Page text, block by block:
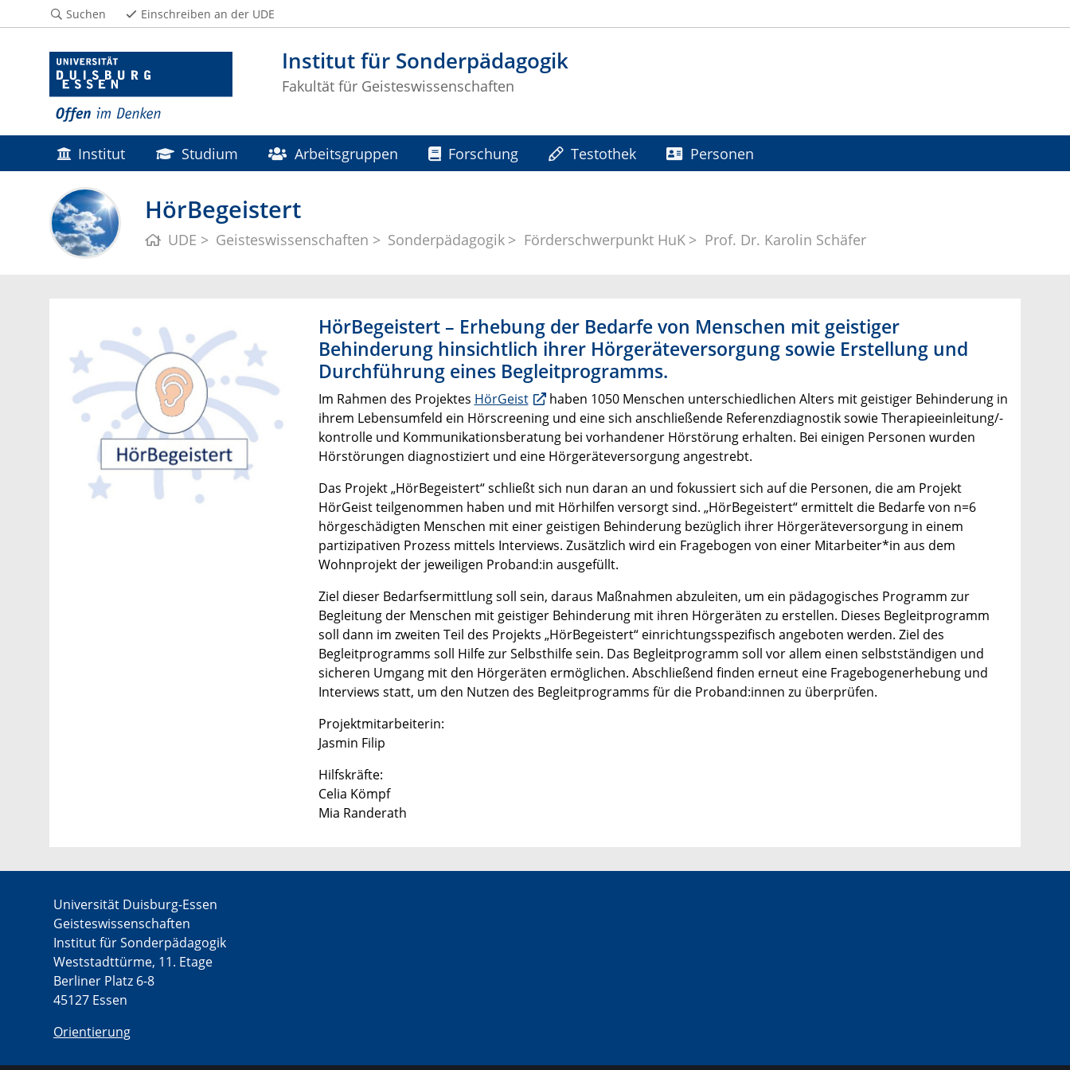
Institut für Sonderpädagogik
Fakultät für Geisteswissenschaften
Suchen Einschreiben an der UDE
Institut Studium Arbeitsgruppen Forschung Testothek Personen
HörBegeistert
UDE Geisteswissenschaften Sonderpädagogik Förderschwerpunkt HuK Prof. Dr. Karolin Schäfer
HörBegeistert – Erhebung der Bedarfe von Menschen mit geistiger
Behinderung hinsichtlich ihrer Hörgeräteversorgung sowie Erstellung und
Durchführung eines Begleitprogramms.
Im Rahmen des Projektes HörGeist
haben 1050 Menschen unterschiedlichen Alters mit geistiger Behinderung in
ihrem Lebensumfeld ein Hörscreening und eine sich anschließende Referenzdiagnostik sowie Therapieeinleitung/-
kontrolle und Kommunikationsberatung bei vorhandener Hörstörung erhalten. Bei einigen Personen wurden
Hörstörungen diagnostiziert und eine Hörgeräteversorgung angestrebt.
Das Projekt „HörBegeistert“ schließt sich nun daran an und fokussiert sich auf die Personen, die am Projekt
HörGeist teilgenommen haben und mit Hörhilfen versorgt sind. „HörBegeistert“ ermittelt die Bedarfe von n=6
hörgeschädigten Menschen mit einer geistigen Behinderung bezüglich ihrer Hörgeräteversorgung in einem
partizipativen Prozess mittels Interviews. Zusätzlich wird ein Fragebogen von einer Mitarbeiter*in aus dem
Wohnprojekt der jeweiligen Proband:in ausgefüllt.
Ziel dieser Bedarfsermittlung soll sein, daraus Maßnahmen abzuleiten, um ein pädagogisches Programm zur
Begleitung der Menschen mit geistiger Behinderung mit ihren Hörgeräten zu erstellen. Dieses Begleitprogramm
soll dann im zweiten Teil des Projekts „HörBegeistert“ einrichtungsspezifisch angeboten werden. Ziel des
Begleitprogramms soll Hilfe zur Selbsthilfe sein. Das Begleitprogramm soll vor allem einen selbstständigen und
sicheren Umgang mit den Hörgeräten ermöglichen. Abschließend finden erneut eine Fragebogenerhebung und
Interviews statt, um den Nutzen des Begleitprogramms für die Proband:innen zu überprüfen.
Projektmitarbeiterin:
Jasmin Filip
Hilfskräfte:
Celia Kömpf
Mia Randerath
Universität Duisburg-Essen
Geisteswissenschaften
Institut für Sonderpädagogik
Weststadttürme, 11. Etage
Berliner Platz 6-8
45127 Essen
Orientierung